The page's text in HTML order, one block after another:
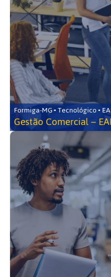
Formiga-MG • Tecnológico •
Gestão Comercial –